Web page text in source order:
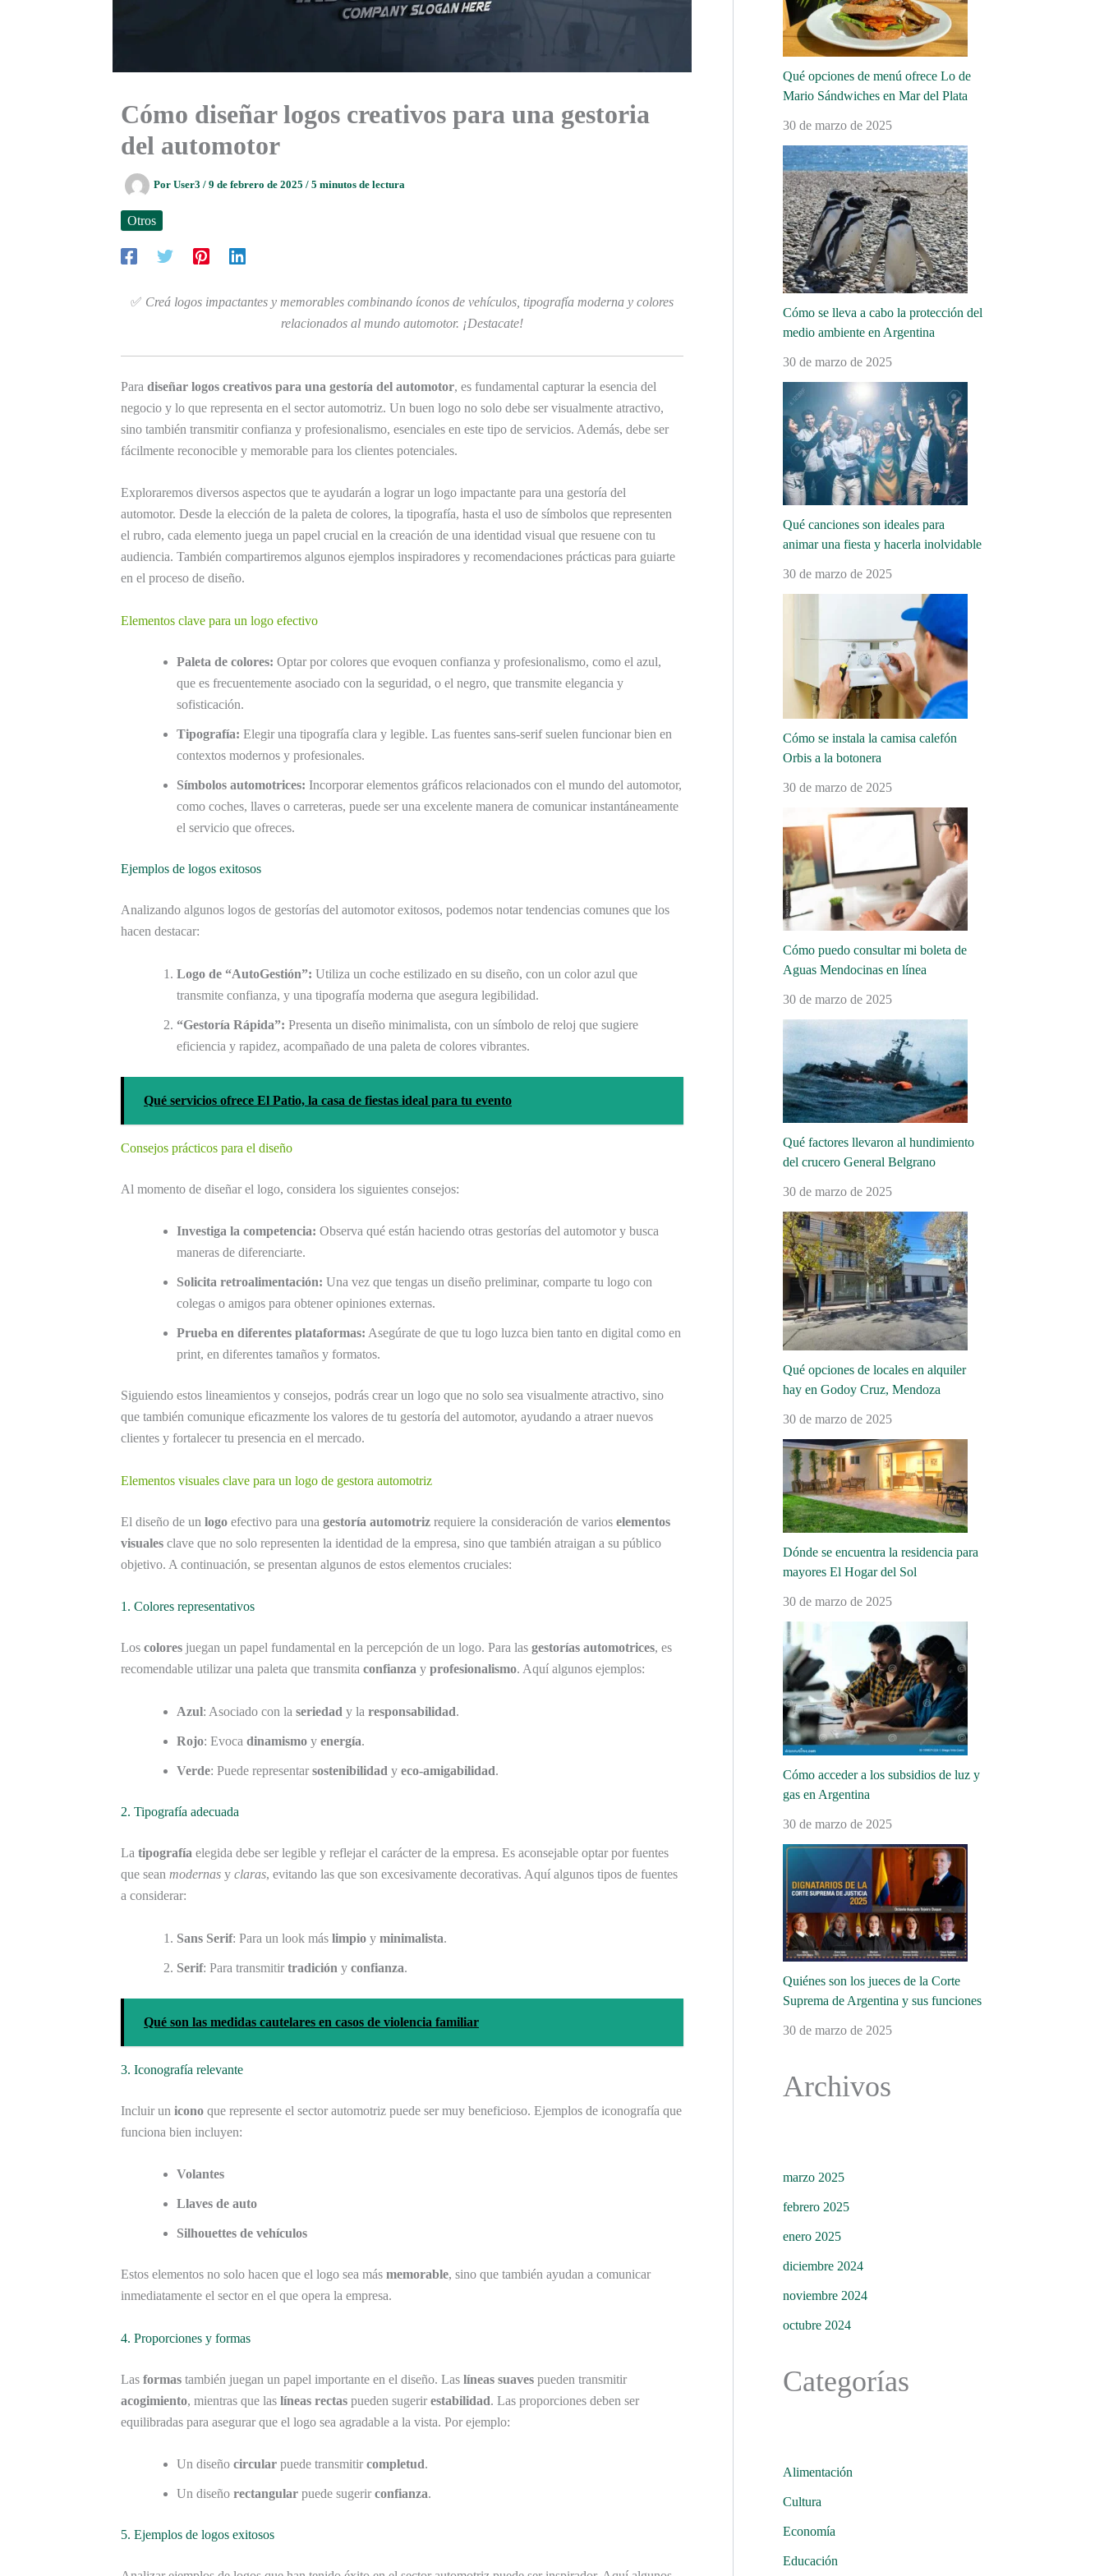
Cómo diseñar logos creativos para una gestoria
del automotor
Por User3 / 9 de febrero de 2025 / 5 minutos de lectura
Otros
✅ Creá logos impactantes y memorables combinando íconos de vehículos, tipografía moderna y colores
relacionados al mundo automotor. ¡Destacate!
Para diseñar logos creativos para una gestoría del automotor, es fundamental capturar la esencia del
negocio y lo que representa en el sector automotriz. Un buen logo no solo debe ser visualmente atractivo,
sino también transmitir confianza y profesionalismo, esenciales en este tipo de servicios. Además, debe ser
fácilmente reconocible y memorable para los clientes potenciales.
Exploraremos diversos aspectos que te ayudarán a lograr un logo impactante para una gestoría del
automotor. Desde la elección de la paleta de colores, la tipografía, hasta el uso de símbolos que representen
el rubro, cada elemento juega un papel crucial en la creación de una identidad visual que resuene con tu
audiencia. También compartiremos algunos ejemplos inspiradores y recomendaciones prácticas para guiarte
en el proceso de diseño.
Elementos clave para un logo efectivo
Paleta de colores: Optar por colores que evoquen confianza y profesionalismo, como el azul,
que es frecuentemente asociado con la seguridad, o el negro, que transmite elegancia y
sofisticación.
Tipografía: Elegir una tipografía clara y legible. Las fuentes sans-serif suelen funcionar bien en
contextos modernos y profesionales.
Símbolos automotrices: Incorporar elementos gráficos relacionados con el mundo del automotor,
como coches, llaves o carreteras, puede ser una excelente manera de comunicar instantáneamente
el servicio que ofreces.
Ejemplos de logos exitosos
Analizando algunos logos de gestorías del automotor exitosos, podemos notar tendencias comunes que los
hacen destacar:
Logo de “AutoGestión”: Utiliza un coche estilizado en su diseño, con un color azul que
transmite confianza, y una tipografía moderna que asegura legibilidad.
“Gestoría Rápida”: Presenta un diseño minimalista, con un símbolo de reloj que sugiere
eficiencia y rapidez, acompañado de una paleta de colores vibrantes.
Qué servicios ofrece El Patio, la casa de fiestas ideal para tu evento
Consejos prácticos para el diseño
Al momento de diseñar el logo, considera los siguientes consejos:
Investiga la competencia: Observa qué están haciendo otras gestorías del automotor y busca
maneras de diferenciarte.
Solicita retroalimentación: Una vez que tengas un diseño preliminar, comparte tu logo con
colegas o amigos para obtener opiniones externas.
Prueba en diferentes plataformas: Asegúrate de que tu logo luzca bien tanto en digital como en
print, en diferentes tamaños y formatos.
Siguiendo estos lineamientos y consejos, podrás crear un logo que no solo sea visualmente atractivo, sino
que también comunique eficazmente los valores de tu gestoría del automotor, ayudando a atraer nuevos
clientes y fortalecer tu presencia en el mercado.
Elementos visuales clave para un logo de gestora automotriz
El diseño de un logo efectivo para una gestoría automotriz requiere la consideración de varios elementos
visuales clave que no solo representen la identidad de la empresa, sino que también atraigan a su público
objetivo. A continuación, se presentan algunos de estos elementos cruciales:
1. Colores representativos
Los colores juegan un papel fundamental en la percepción de un logo. Para las gestorías automotrices, es
recomendable utilizar una paleta que transmita confianza y profesionalismo. Aquí algunos ejemplos:
Azul: Asociado con la seriedad y la responsabilidad.
Rojo: Evoca dinamismo y energía.
Verde: Puede representar sostenibilidad y eco-amigabilidad.
2. Tipografía adecuada
La tipografía elegida debe ser legible y reflejar el carácter de la empresa. Es aconsejable optar por fuentes
que sean modernas y claras, evitando las que son excesivamente decorativas. Aquí algunos tipos de fuentes
a considerar:
Sans Serif: Para un look más limpio y minimalista.
Serif: Para transmitir tradición y confianza.
Qué son las medidas cautelares en casos de violencia familiar
3. Iconografía relevante
Incluir un icono que represente el sector automotriz puede ser muy beneficioso. Ejemplos de iconografía que
funciona bien incluyen:
Volantes
Llaves de auto
Silhouettes de vehículos
Estos elementos no solo hacen que el logo sea más memorable, sino que también ayudan a comunicar
inmediatamente el sector en el que opera la empresa.
4. Proporciones y formas
Las formas también juegan un papel importante en el diseño. Las líneas suaves pueden transmitir
acogimiento, mientras que las líneas rectas pueden sugerir estabilidad. Las proporciones deben ser
equilibradas para asegurar que el logo sea agradable a la vista. Por ejemplo:
Un diseño circular puede transmitir completud.
Un diseño rectangular puede sugerir confianza.
5. Ejemplos de logos exitosos
Qué opciones de menú ofrece Lo de
Mario Sándwiches en Mar del Plata
30 de marzo de 2025
Cómo se lleva a cabo la protección del
medio ambiente en Argentina
30 de marzo de 2025
Qué canciones son ideales para
animar una fiesta y hacerla inolvidable
30 de marzo de 2025
Cómo se instala la camisa calefón
Orbis a la botonera
30 de marzo de 2025
Cómo puedo consultar mi boleta de
Aguas Mendocinas en línea
30 de marzo de 2025
Qué factores llevaron al hundimiento
del crucero General Belgrano
30 de marzo de 2025
Qué opciones de locales en alquiler
hay en Godoy Cruz, Mendoza
30 de marzo de 2025
Dónde se encuentra la residencia para
mayores El Hogar del Sol
30 de marzo de 2025
Cómo acceder a los subsidios de luz y
gas en Argentina
30 de marzo de 2025
Quiénes son los jueces de la Corte
Suprema de Argentina y sus funciones
30 de marzo de 2025
Archivos
marzo 2025
febrero 2025
enero 2025
diciembre 2024
noviembre 2024
octubre 2024
Categorías
Alimentación
Cultura
Economía
Educación